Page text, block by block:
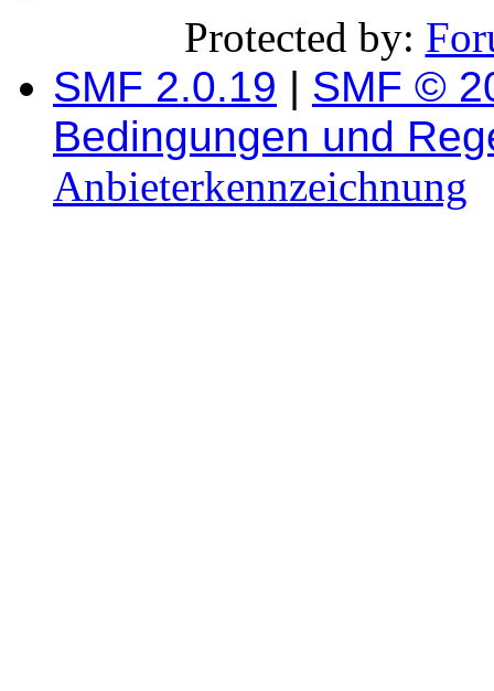
Protected by:
SMF 2.0.19 | SMF ©
Bedingungen und
Anbieterkennzeichnung